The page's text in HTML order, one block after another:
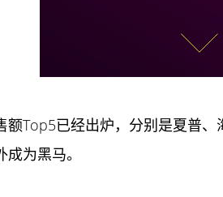
额Top5已经出炉，分别是夏普
为黑马。